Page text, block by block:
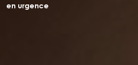
en urgence